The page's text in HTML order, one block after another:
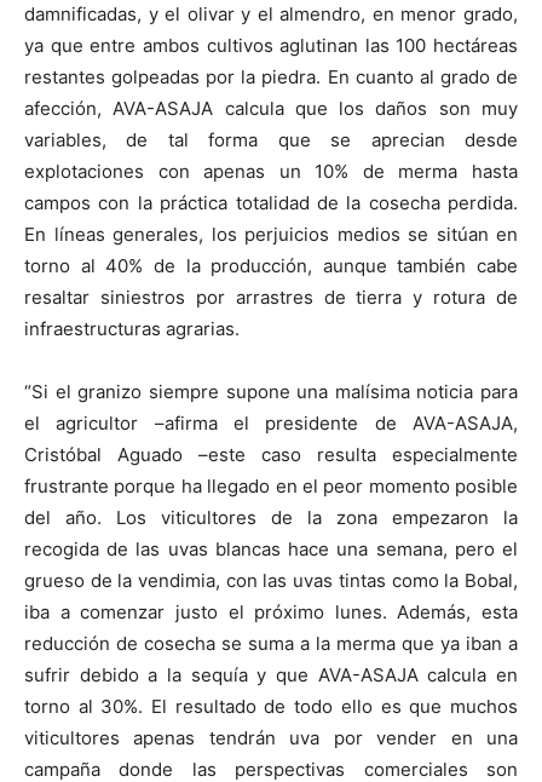
damnificadas, y el olivar y el almendro, en menor grado,
ya que entre ambos cultivos aglutinan las 100 hectáreas
restantes golpeadas por la piedra. En cuanto al grado de
afección, AVA-ASAJA calcula que los daños son muy
variables, de tal forma que se aprecian desde
explotaciones con apenas un 10% de merma hasta
campos con la práctica totalidad de la cosecha perdida.
En líneas generales, los perjuicios medios se sitúan en
torno al 40% de la producción, aunque también cabe
resaltar siniestros por arrastres de tierra y rotura de
infraestructuras agrarias.
“Si el granizo siempre supone una malísima noticia para
el agricultor –afirma el presidente de AVA-ASAJA,
Cristóbal Aguado –este caso resulta especialmente
frustrante porque ha llegado en el peor momento posible
del año. Los viticultores de la zona empezaron la
recogida de las uvas blancas hace una semana, pero el
grueso de la vendimia, con las uvas tintas como la Bobal,
iba a comenzar justo el próximo lunes. Además, esta
reducción de cosecha se suma a la merma que ya iban a
sufrir debido a la sequía y que AVA-ASAJA calcula en
torno al 30%. El resultado de todo ello es que muchos
viticultores apenas tendrán uva por vender en una
campaña donde las perspectivas comerciales son